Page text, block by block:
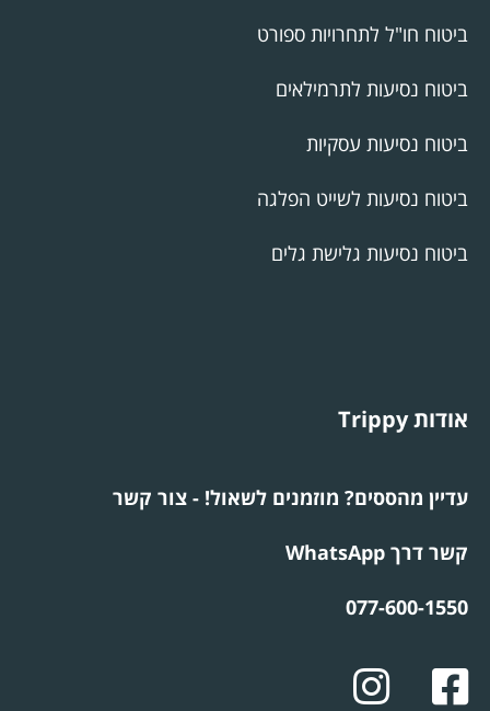
ביטוח חו"ל לתחרויות ספורט
ביטוח נסיעות לתרמילאים
ביטוח נסיעות עסקיות
ביטוח נסיעות לשייט הפלגה
ביטוח נסיעות גלישת גלים
אודות Trippy
עדיין מהססים? מוזמנים לשאול! - צור קשר
קשר דרך WhatsApp
077-600-1550